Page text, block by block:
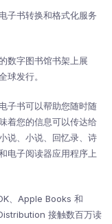
子书转换和格式化服务
数字图书馆书架上展
球发行。
子书可以帮助您随时随
着您的信息可以传达给
说、小说、回忆录、诗
电子阅读器应用程序上
、Apple Books 和
接触数百万读